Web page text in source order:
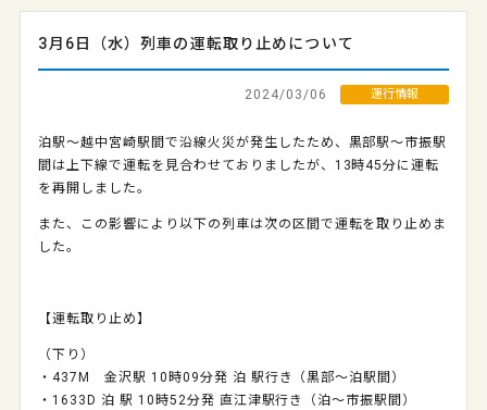
3月6日（水）列車の運転取り止めについて
2024/03/06 運行情報
泊駅～越中宮崎駅間で沿線火災が発生したため、黒部駅～市振駅
間は上下線で運転を見合わせておりましたが、13時45分に運転
を再開しました。
また、この影響により以下の列車は次の区間で運転を取り止めま
した。
【運転取り止め】
（下り）
・437M 金沢駅 10時09分発 泊 駅行き（黒部～泊駅間）
・1633D 泊 駅 10時52分発 直江津駅行き（泊～市振駅間）